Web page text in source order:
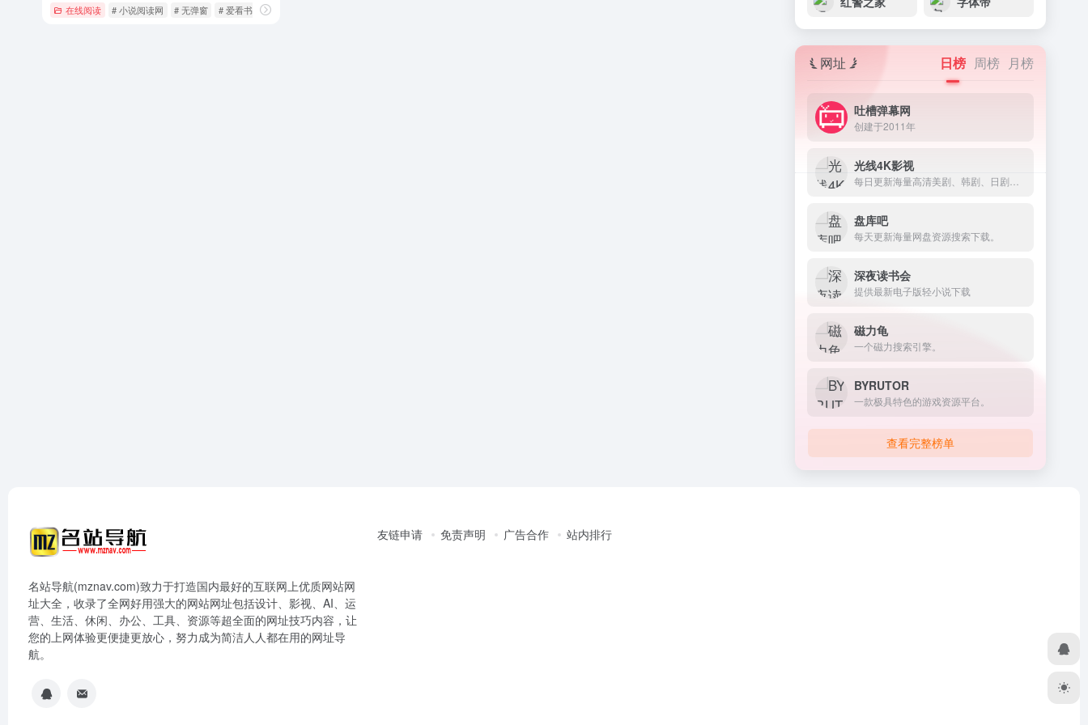
在线阅读 # 小说阅读网 # 无弹窗 # 爱看书吧
网址 日榜 周榜 月榜
吐槽弹幕网
创建于2011年
光线4K影视
盘库吧
每天更新海量网盘资源搜索下载。
深夜读书会
提供最新电子版轻小说下载
磁力龟
一个磁力搜索引擎。
BYRUTOR
一款极具特色的游戏资源平台。
查看完整榜单
名站导航(mznav.com)致力于打造国内最好的互联网上优质网站网
址大全，收录了全网好用强大的网站网址包括设计、影视、AI、运
营、生活、休闲、办公、工具、资源等超全面的网址技巧内容，让
您的上网体验更便捷更放心，努力成为简洁人人都在用的网址导
航。
友链申请 免责声明 广告合作 站内排行